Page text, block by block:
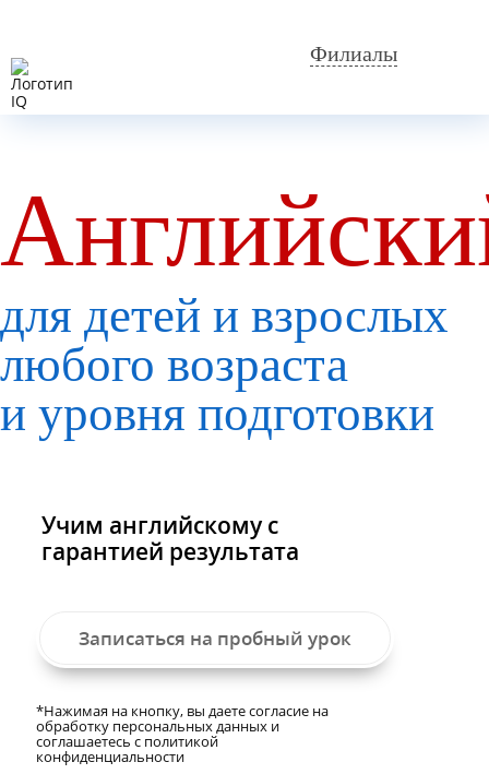
Филиалы
для детей и взрослых
любого возраста
и уровня подготовки
Учим английскому с
гарантией результата
Записаться на пробный урок
*Нажимая на кнопку, вы даете согласие на
обработку персональных данных и
соглашаетесь c политикой
конфиденциальности